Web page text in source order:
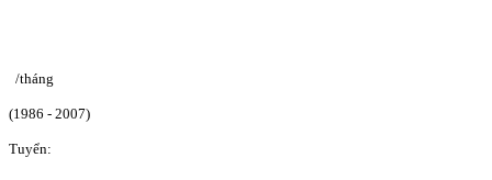
/tháng
(1986 - 2007)
Tuyển: